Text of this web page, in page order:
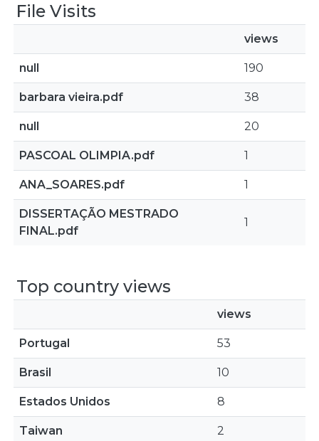
File Visits
views
null 190
barbara vieira.pdf 38
null 20
PASCOAL OLIMPIA.pdf 1
ANA_SOARES.pdf 1
DISSERTAÇÃO MESTRADO
FINAL.pdf
1
Top country views
views
Portugal 53
Brasil 10
Estados Unidos 8
Taiwan 2